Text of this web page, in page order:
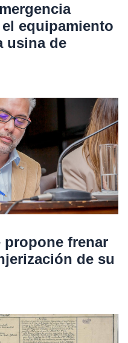
equipamiento
usina de
propone frenar
de su